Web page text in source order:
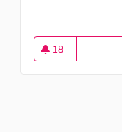
18
18 seuraajaa